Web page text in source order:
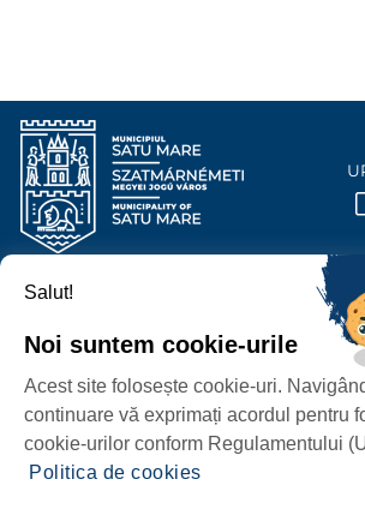
PROTECȚIA DATELOR
PRIMĂRIA
P-ȚA 25 OCTOMBRIE, NR. 1 CORP M,
Salut!
Noi suntem cookie-urile
Acest site folosește cookie-uri.
continuare vă exprimați acordul pentru
cookie-urilor conform Regulamentului
Politica de cookies